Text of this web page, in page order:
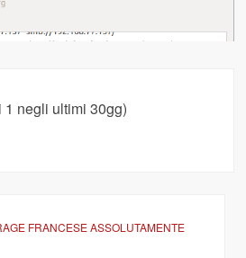
1 negli ultimi 30gg)
FRANCESE ASSOLUTAMENTE